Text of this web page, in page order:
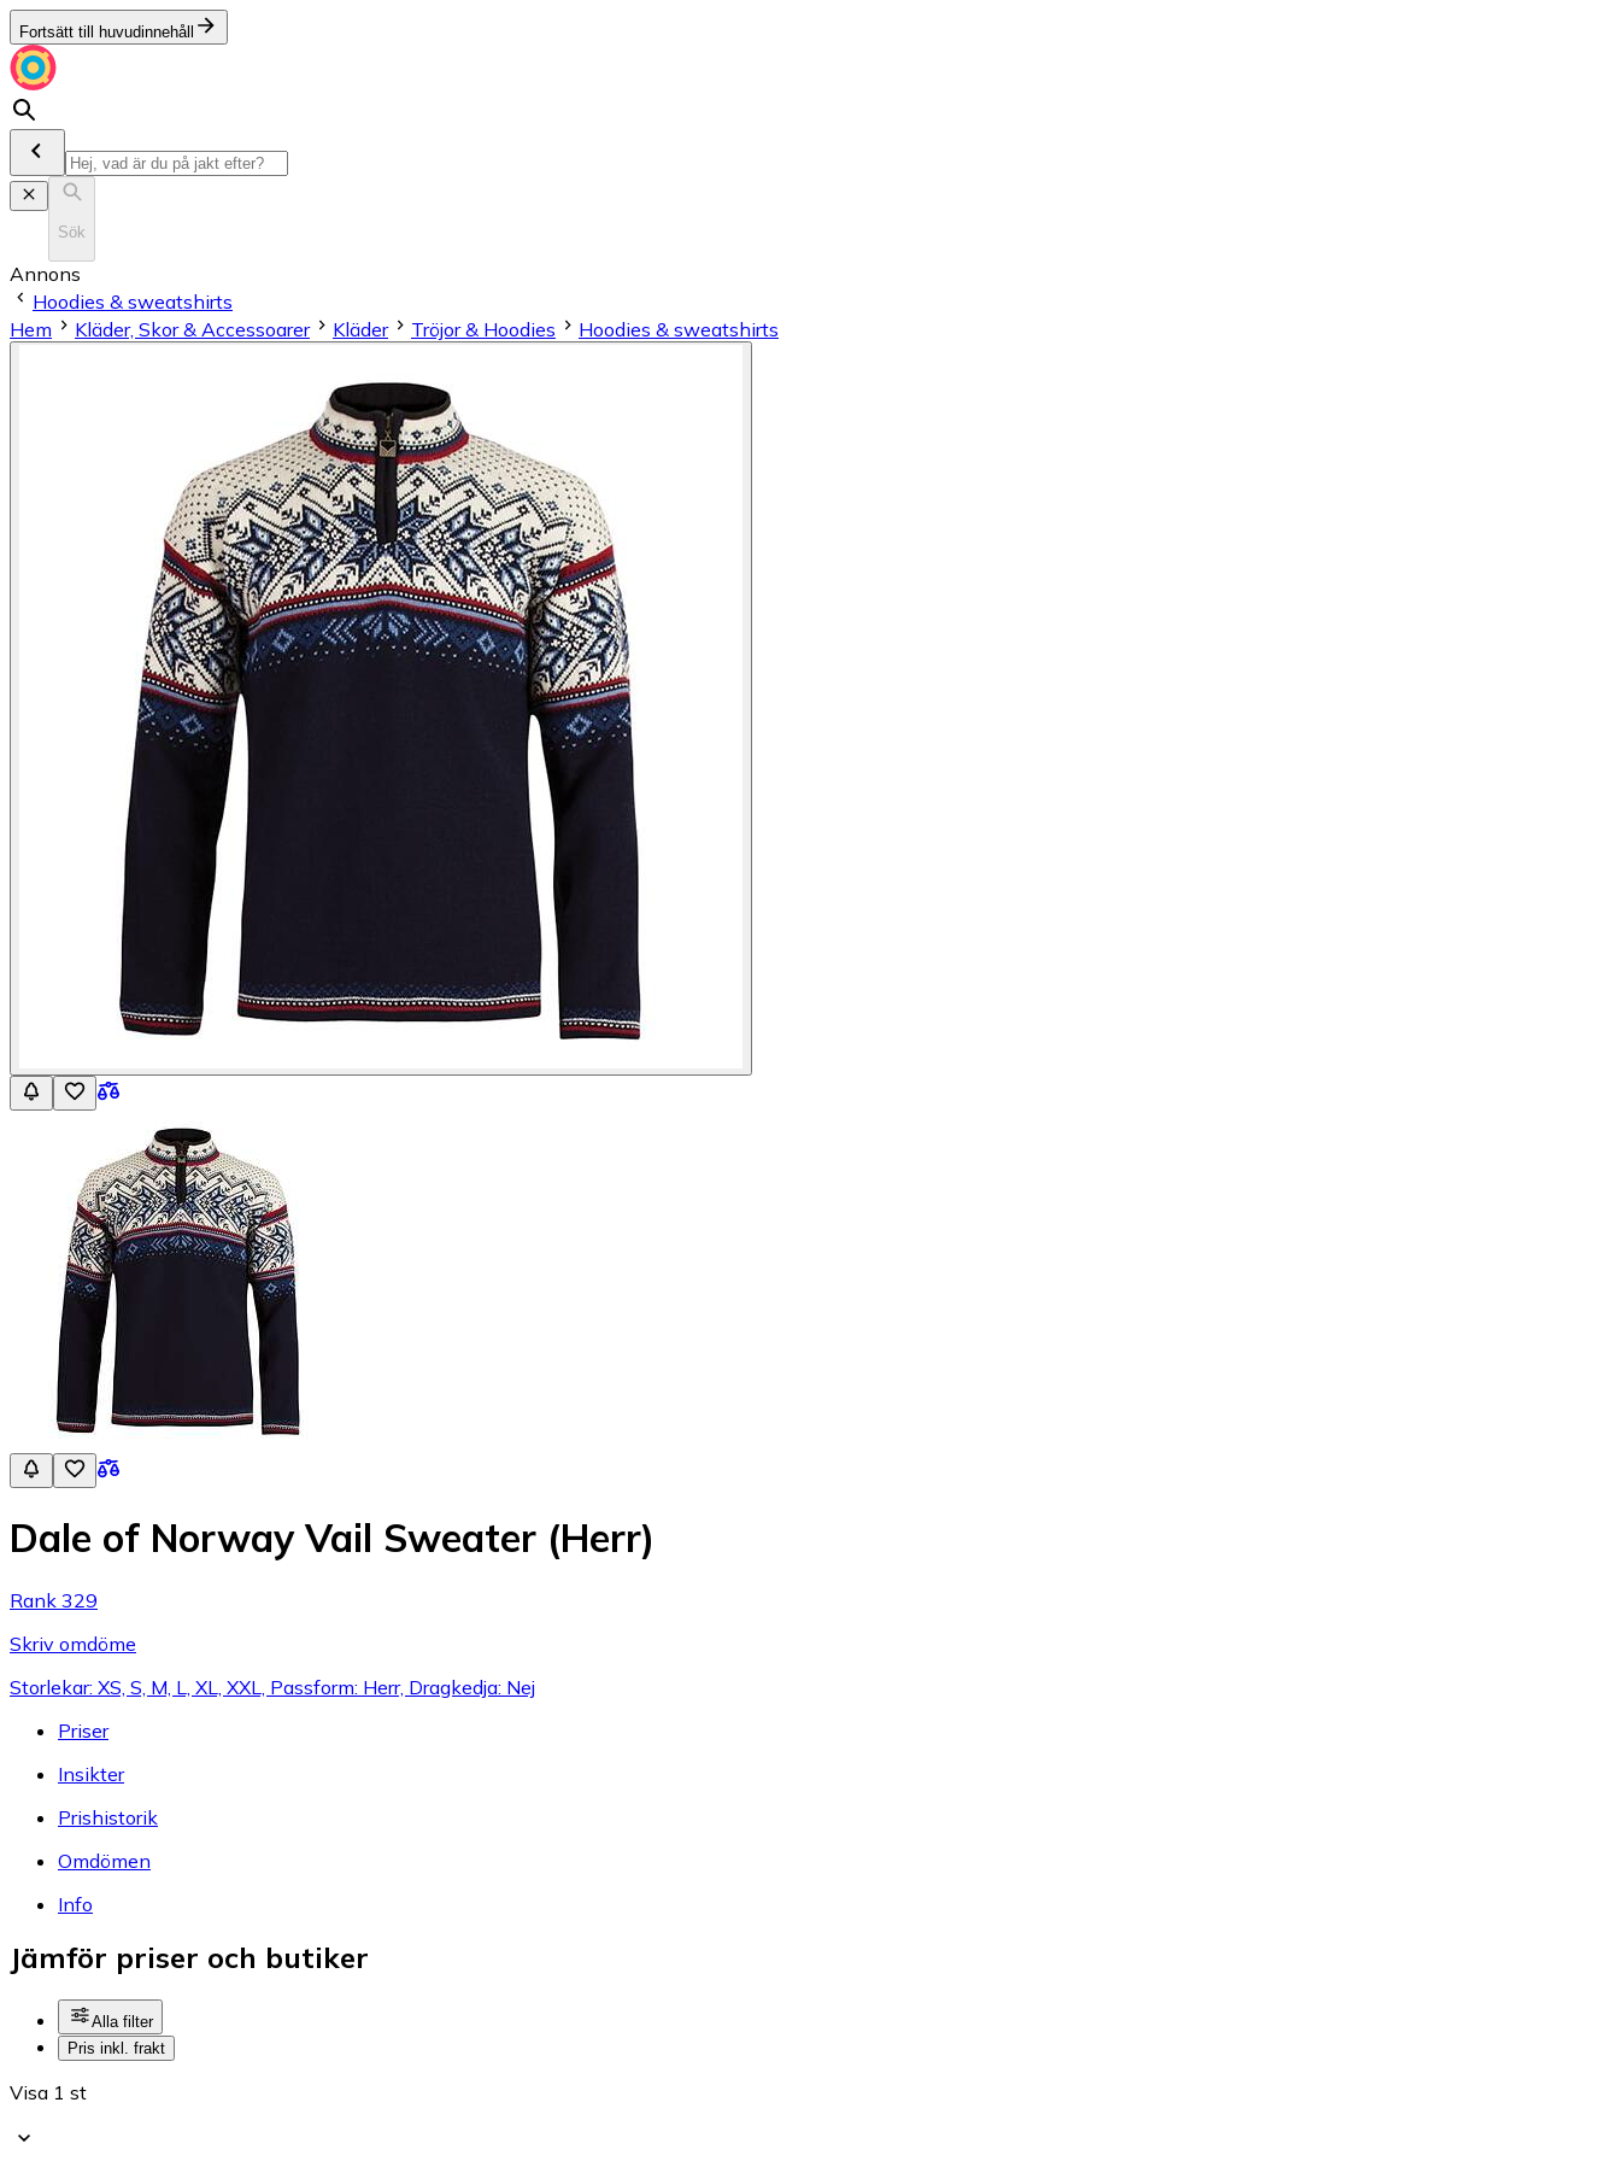
Fortsätt till huvudinnehåll
Sök
Annons
Hoodies & sweatshirts
Hem
Kläder, Skor & Accessoarer Kläder Tröjor & Hoodies Hoodies & sweatshirts
Dale of Norway Vail Sweater (Herr)
Rank 329
Skriv omdöme
Storlekar: XS, S, M, L, XL, XXL, Passform: Herr, Dragkedja: Nej
Priser
Insikter
Prishistorik
Omdömen
Info
Jämför priser och butiker
Alla filter
Pris inkl. frakt
Visa 1 st